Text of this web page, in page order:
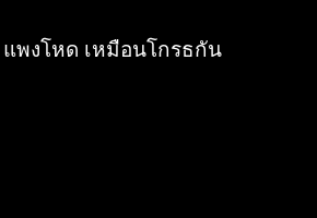
แพงโหด เหมือนโกรธกัน